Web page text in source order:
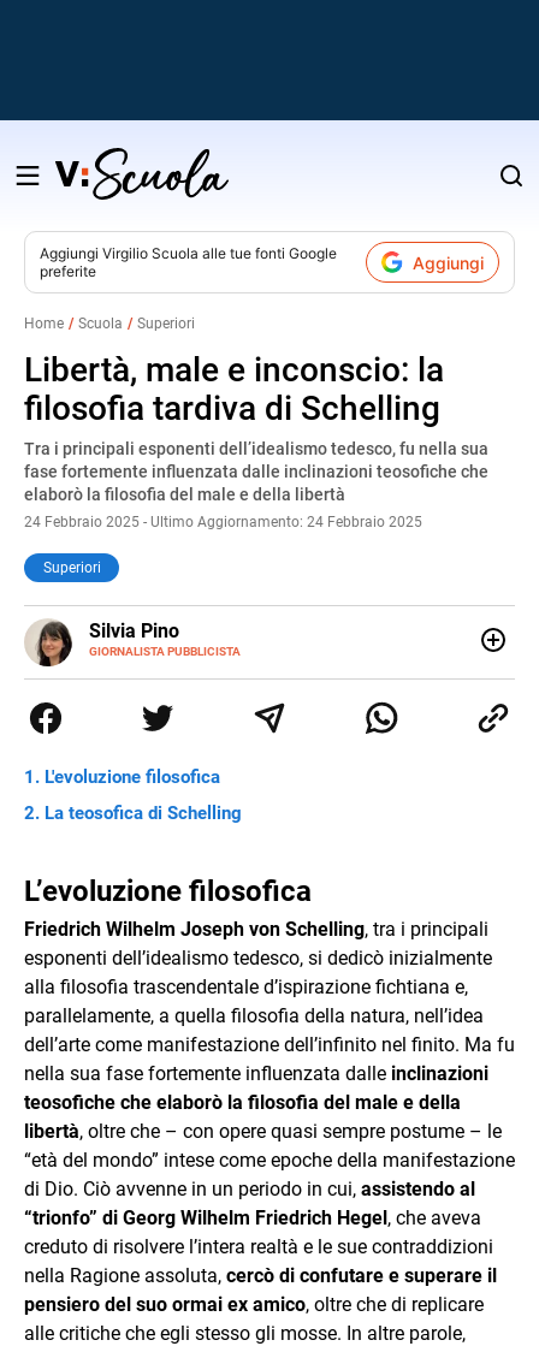
Salta
contenuto
Aggiungi Virgilio Scuola alle tue fonti Google
preferite
Aggiungi
Home Scuola Superiori
Libertà, male e inconscio: la
filosofia tardiva di Schelling
Tra i principali esponenti dell’idealismo tedesco, fu nella sua
fase fortemente influenzata dalle inclinazioni teosofiche che
elaborò la filosofia del male e della libertà
24 Febbraio 2025 - Ultimo Aggiornamento: 24 Febbraio 2025
Superiori
Silvia Pino
GIORNALISTA PUBBLICISTA
E-
MAIL
critica del testo perché stregata dalle parole, dalla
comunicazione per pura casualità. Leggo, indago e amo i
scrivere e non mi sono più fermata.
L'evoluzione filosofica
La teosofica di Schelling
L’evoluzione filosofica
Friedrich Wilhelm Joseph von Schelling, tra i principali
esponenti dell’idealismo tedesco, si dedicò inizialmente
alla filosofia trascendentale d’ispirazione fichtiana e,
parallelamente, a quella filosofia della natura, nell’idea
dell’arte come manifestazione dell’infinito nel finito. Ma fu
nella sua fase fortemente influenzata dalle inclinazioni
teosofiche che elaborò la filosofia del male e della
libertà, oltre che – con opere quasi sempre postume – le
“età del mondo” intese come epoche della manifestazione
di Dio. Ciò avvenne in un periodo in cui, assistendo al
“trionfo” di Georg Wilhelm Friedrich Hegel, che aveva
creduto di risolvere l’intera realtà e le sue contraddizioni
nella Ragione assoluta, cercò di confutare e superare il
pensiero del suo ormai ex amico, oltre che di replicare
alle critiche che egli stesso gli mosse. In altre parole,